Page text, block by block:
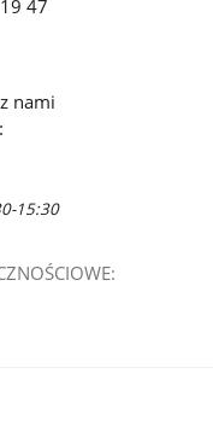
47
nami
15:30